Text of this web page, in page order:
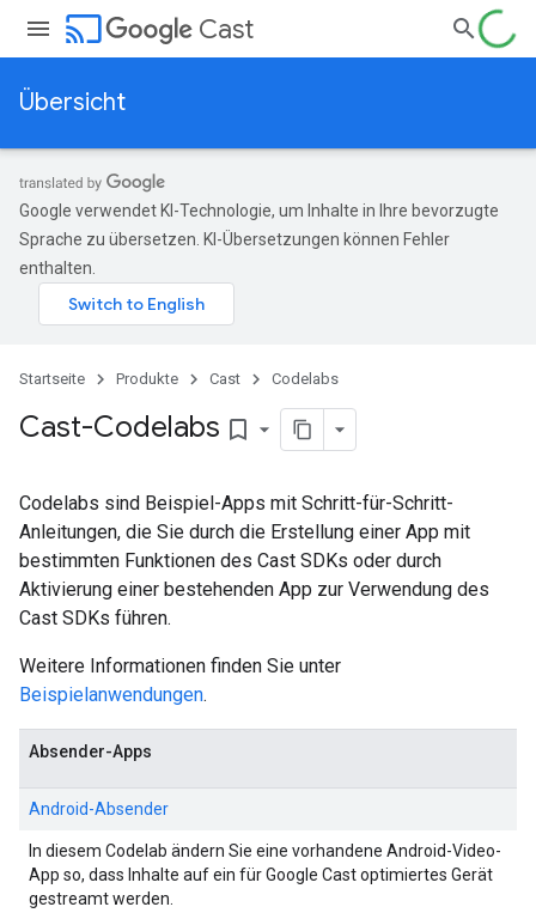
cast Cast
Übersicht
Google verwendet KI-Technologie, um Inhalte in Ihre bevorzugte
Sprache zu übersetzen. KI-Übersetzungen können Fehler
enthalten.
Startseite Produkte Cast Codelabs
Cast-Codelabs bookmark_border
Codelabs sind Beispiel-Apps mit Schritt-für-Schritt-
Anleitungen, die Sie durch die Erstellung einer App mit
bestimmten Funktionen des Cast SDKs oder durch
Aktivierung einer bestehenden App zur Verwendung des
Cast SDKs führen.
Weitere Informationen finden Sie unter
Beispielanwendungen.
Absender-Apps
Android-Absender
In diesem Codelab ändern Sie eine vorhandene Android-Video-
App so, dass Inhalte auf ein für Google Cast optimiertes Gerät
gestreamt werden.